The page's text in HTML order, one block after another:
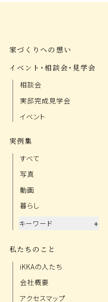
家づくりへの想い
イベント・相談会・見学会
相談会
実邸完成見学会
イベント
実例集
すべて
写真
動画
暮らし
キーワード
+
私たちのこと
iKKAの人たち
会社概要
アクセスマップ